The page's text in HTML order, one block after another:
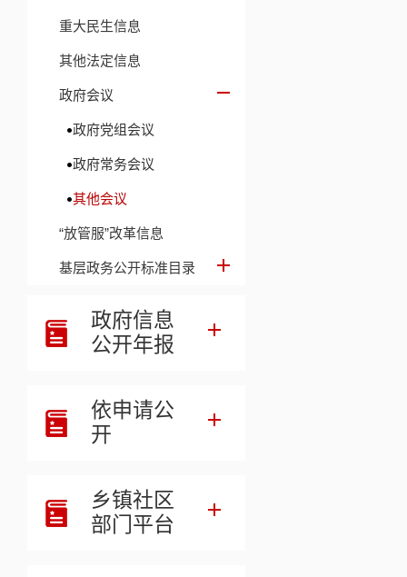
重大民生信息
其他法定信息
政府会议
政府党组会议
政府常务会议
其他会议
“放管服”改革信息
基层政务公开标准目录
政府信息
公开年报
依申请公
开
乡镇社区
部门平台